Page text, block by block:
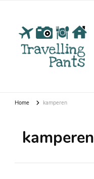
Home kamperen
kamperen